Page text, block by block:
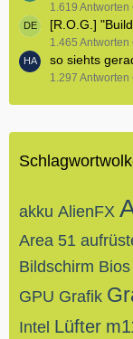
1.619 Antworten
[R.O.G.]
1.465 Antworten
so siehts
1.297 Antworten
akku AlienFX
Area 51
Bildschirm Bios
GPU Grafik
Intel Lüfter